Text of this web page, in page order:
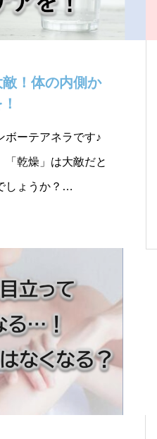
！体の内側か
￼
ボーテアネラです♪
「乾燥」は大敵だと
しょうか？…